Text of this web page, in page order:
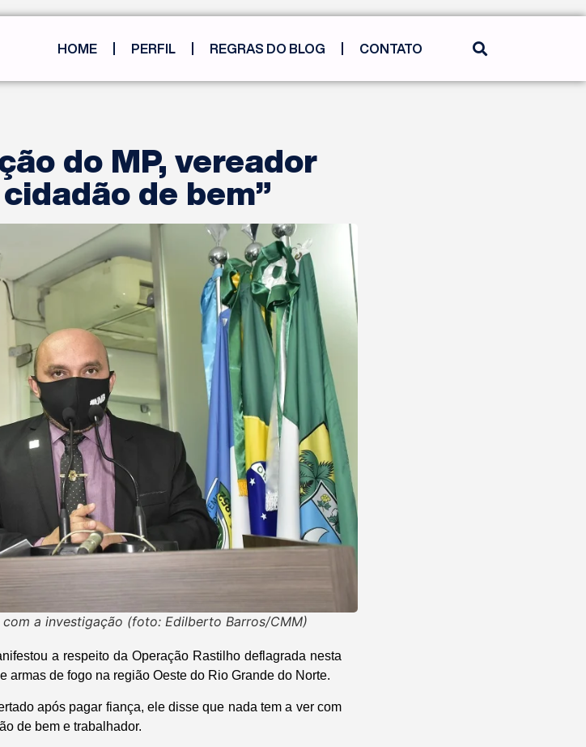
HOME PERFIL REGRAS DO BLOG CONTATO
do MP, vereador
de bem”
a investigação (foto: Edilberto Barros/CMM)
a respeito da Operação Rastilho deflagrada nesta
armas de fogo na região Oeste do Rio Grande do Norte.
após pagar fiança, ele disse que nada tem a ver com
de bem e trabalhador.